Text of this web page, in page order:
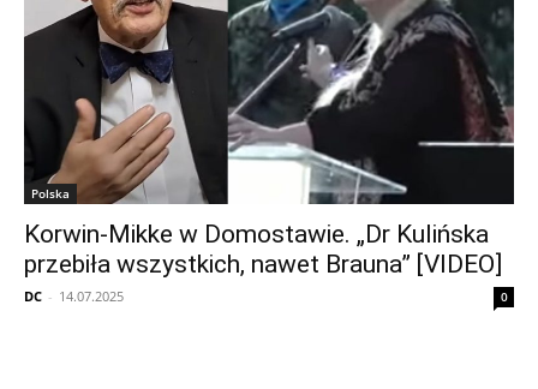
Polska
Korwin-Mikke w Domostawie. „Dr Kulińska
przebiła wszystkich, nawet Brauna” [VIDEO]
DC - 14.07.2025 0